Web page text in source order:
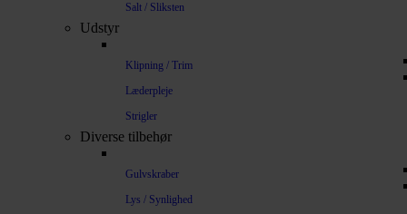
Salt / Sliksten
Udstyr
Klipning / Trim
Læderpleje
Strigler
Diverse tilbehør
Gulvskraber
Lys / Synlighed